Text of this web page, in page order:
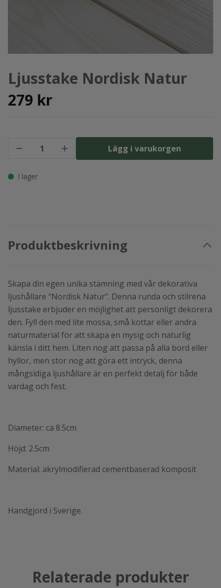
Ljusstake Nordisk Natur
279 kr
Lägg i varukorgen
I lager
Produktbeskrivning
Skapa din egen unika stämning med vår dekorativa
ljushållare “Nordisk Natur”. Denna runda och stilrena
ljusstake erbjuder en möjlighet att personligt dekorera
den. Fyll den med lite mossa, små kottar eller andra
naturmaterial för att skapa en mysig och naturlig
känsla i ditt hem. Liten nog att passa på alla bord eller
hyllor, men stor nog att göra ett intryck, denna
mångsidiga ljushållare är en perfekt detalj för både
vardag och fest.
Diameter: ca 8.5cm
Höjd: 2.5cm
Material: akrylmodifierad cementbaserad komposit
Handgjord i Sverige.
Relaterade produkter